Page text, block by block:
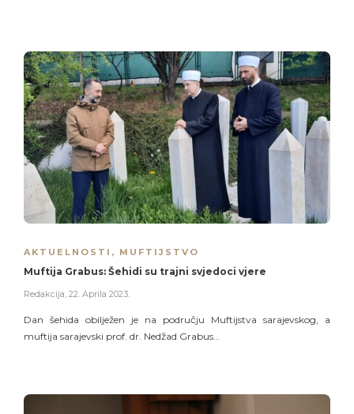
AKTUELNOSTI , MUFTIJSTVO
Muftija Grabus: Šehidi su trajni svjedoci vjere
Redakcija, 22. Aprila 2023.
Dan šehida obilježen je na području Muftijstva sarajevskog, a
muftija sarajevski prof. dr. Nedžad Grabus…